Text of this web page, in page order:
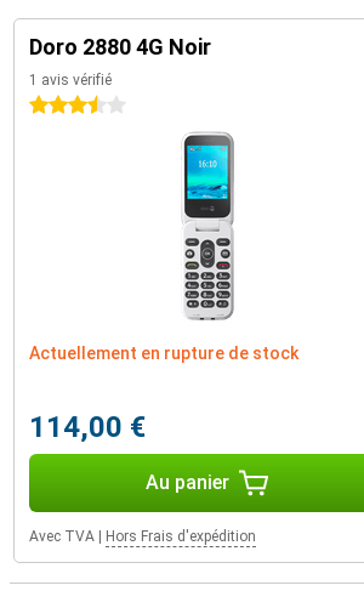
Doro 2880 4G Noir
1 avis vérifié
3.5 étoiles
Actuellement en rupture de stock
114,00 €
Au panier
Avec TVA Hors Frais d'expédition